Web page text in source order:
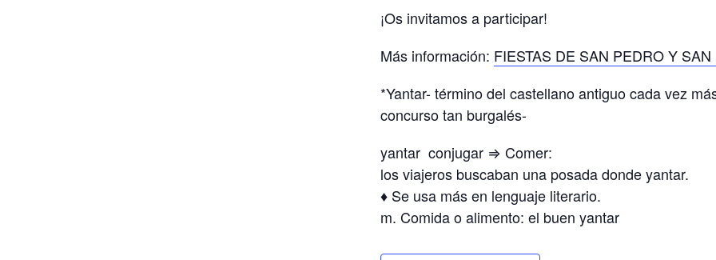
¡Os invitamos a participar!
Más información: FIESTAS DE SAN PEDRO Y SAN
*Yantar- término del castellano antiguo cada vez
concurso tan burgalés-
yantar conjugar ⇒ Comer:
los viajeros buscaban una posada donde yantar.
♦ Se usa más en lenguaje literario.
m. Comida o alimento: el buen yantar